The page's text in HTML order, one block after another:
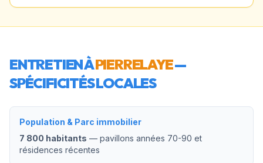
ENTRETIEN ÀPIERRELAYE—
SPÉCIFICITÉS LOCALES
Population & Parc immobilier
7 800 habitants — pavillons années 70-90 et
résidences récentes